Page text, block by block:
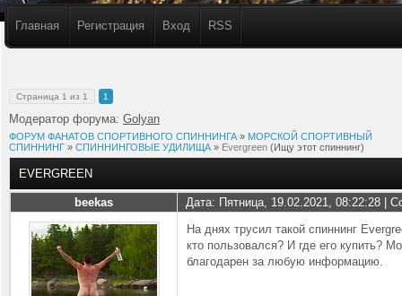
Главная Регистрация Вход RSS
Страница 1 из 1 1
Модератор форума: Golyan
ФОРУМ ФАНАТОВ СПОРТИВНОГО СПИННИНГА » МОРСКОЙ СПОРТИВНЫЙ
СПИННИНГ » СПИННИНГОВЫЕ УДИЛИЩА » Evergreen (Ищу этот спиннинг)
EVERGREEN
beekas Дата: Пятница, 19.02.2021, 08:22:28 |
На днях трусил такой спиннинг
кто пользовался? И где его купить?
благодарен за любую информацию.